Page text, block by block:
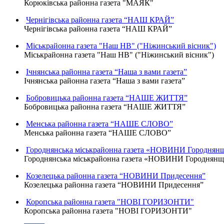
Корюківська районна газета "МАЯК"
Чернігівська районна газета “НАШ КРАЙ”
Чернігівська районна газета “НАШ КРАЙ”
Міськрайонна газета "Наш НВ" ("Ніжинський вісник")
Міськрайонна газета "Наш НВ" ("Ніжинський вісник")
Ічнянська районна газета “Наша з вами газета”
Ічнянська районна газета “Наша з вами газета”
Бобровицька районна газета “НАШЕ ЖИТТЯ”
Бобровицька районна газета “НАШЕ ЖИТТЯ”
Менська районна газета “НАШЕ СЛОВО”
Менська районна газета “НАШЕ СЛОВО”
Городнянська міськрайонна газета «НОВИНИ
Городнянська міськрайонна газета «НОВИНИ
Козелецька районна газета “НОВИНИ Придесення”
Козелецька районна газета “НОВИНИ Придесення”
Коропська районна газета "НОВІ ГОРИЗОНТИ"
Коропська районна газета "НОВІ ГОРИЗОНТИ"